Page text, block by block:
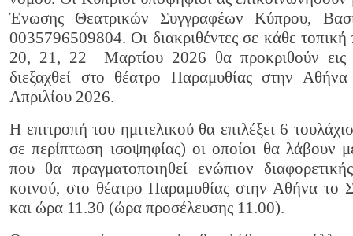
Ένωσης Θεατρικών Συγγραφέων Κύπρου,
0035796509804. Οι διακριθέντες σε κάθε
20, 21, 22 Μαρτίου 2026 θα προκριθούν εις
διεξαχθεί στο θέατρο Παραμυθίας στην
Απριλίου 2026.
Η επιτροπή του ημιτελικού θα επιλέξει 6
σε περίπτωση ισοψηφίας) οι οποίοι θα λάβουν
που θα πραγματοποιηθεί ενώπιον
κοινού, στο θέατρο Παραμυθίας στην Αθήνα
και ώρα 11.30 (ώρα προσέλευσης 11.00).